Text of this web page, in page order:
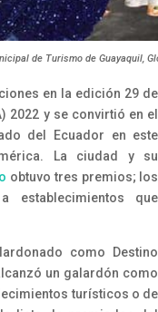
de Turismo de Guayaquil,
en la edición 29 de
2022 y se convirtió en el
del Ecuador en este
La ciudad y su
obtuvo tres premios; los
establecimientos que
como Destino
un galardón como
turísticos o de